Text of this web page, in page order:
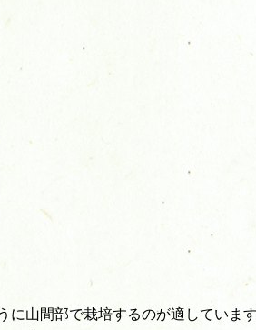
山間部で栽培するのが適しています